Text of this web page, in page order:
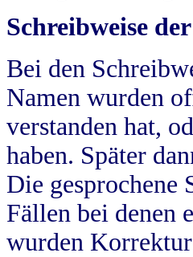
Schreibweise
Bei den
Namen wurden
verstanden hat,
haben. Später
Die
Fällen bei denen
wurden